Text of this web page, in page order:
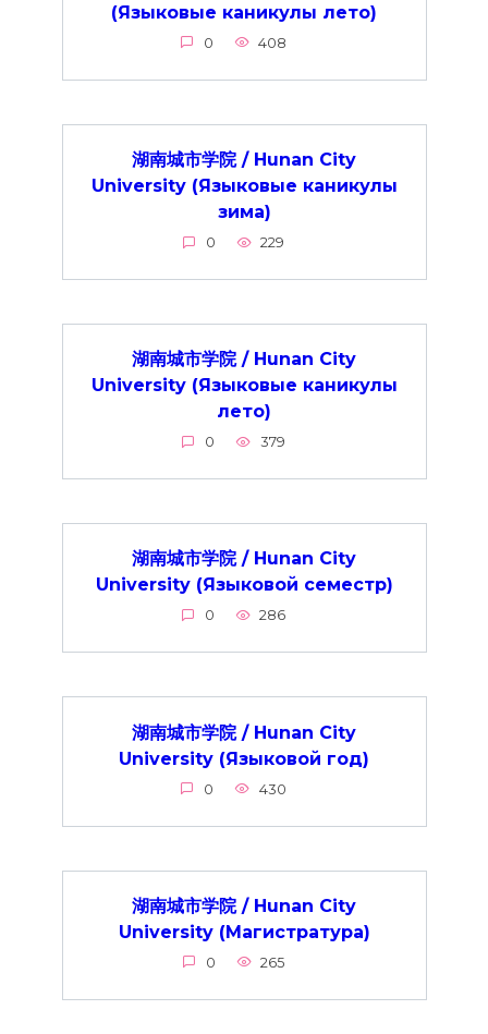
(Языковые каникулы лето)
0 408
湖南城市学院 / Hunan City
University (Языковые каникулы
зима)
0 229
湖南城市学院 / Hunan City
University (Языковые каникулы
лето)
0 379
湖南城市学院 / Hunan City
University (Языковой семестр)
0 286
湖南城市学院 / Hunan City
University (Языковой год)
0 430
湖南城市学院 / Hunan City
University (Магистратура)
0 265